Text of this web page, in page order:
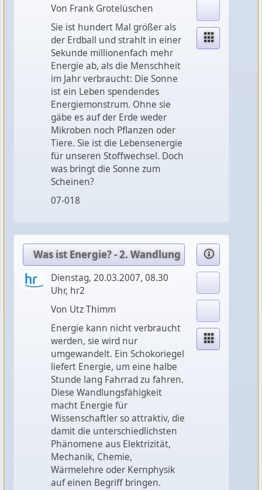
Von Frank Grotelüschen
Sie ist hundert Mal größer als
der Erdball und strahlt in einer
Sekunde millionenfach mehr
Energie ab, als die Menschheit
im Jahr verbraucht: Die Sonne
ist ein Leben spendendes
Energiemonstrum. Ohne sie
gäbe es auf der Erde weder
Mikroben noch Pflanzen oder
Tiere. Sie ist die Lebensenergie
für unseren Stoffwechsel. Doch
was bringt die Sonne zum
Scheinen?
07-018
Was ist Energie? - 2. Wandlung
Dienstag, 20.03.2007, 08.30
Uhr, hr2
Von Utz Thimm
Energie kann nicht verbraucht
werden, sie wird nur
umgewandelt. Ein Schokoriegel
liefert Energie, um eine halbe
Stunde lang Fahrrad zu fahren.
Diese Wandlungsfähigkeit
macht Energie für
Wissenschaftler so attraktiv, die
damit die unterschiedlichsten
Phänomene aus Elektrizität,
Mechanik, Chemie,
Wärmelehre oder Kernphysik
auf einen Begriff bringen.